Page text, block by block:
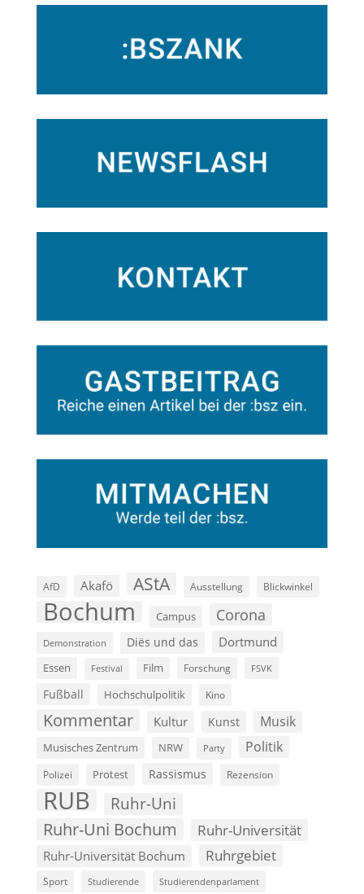
AfD Akafö AStA Ausstellung Blickwinkel
Bochum Campus Corona
Demonstration Diës und das Dortmund
Essen Festival Film Forschung FSVK
Fußball Hochschulpolitik Kino
Kommentar Kultur Kunst Musik
Musisches Zentrum NRW Party Politik
Polizei Protest Rassismus Rezension
RUB Ruhr-Uni
Ruhr-Uni Bochum Ruhr-Universität
Ruhr-Universität Bochum Ruhrgebiet
Sport Studierende Studierendenparlament